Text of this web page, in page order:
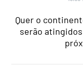
Quer o
serão